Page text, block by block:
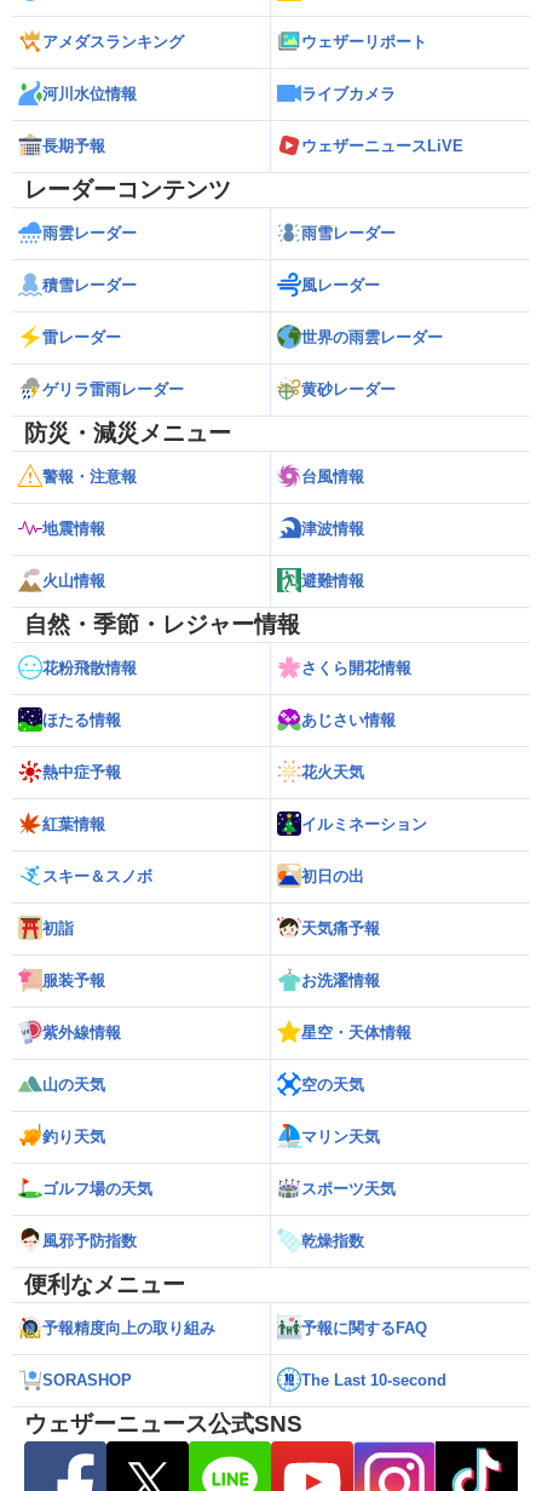
アメダスランキング ウェザーリポート
河川水位情報 ライブカメラ
長期予報 ウェザーニュースLiVE
レーダーコンテンツ
雨雲レーダー 雨雪レーダー
積雪レーダー 風レーダー
雷レーダー 世界の雨雲レーダー
ゲリラ雷雨レーダー 黄砂レーダー
防災・減災メニュー
警報・注意報 台風情報
地震情報 津波情報
火山情報 避難情報
自然・季節・レジャー情報
花粉飛散情報 さくら開花情報
ほたる情報 あじさい情報
熱中症予報 花火天気
紅葉情報 イルミネーション
スキー＆スノボ 初日の出
初詣 天気痛予報
服装予報 お洗濯情報
紫外線情報 星空・天体情報
山の天気 空の天気
釣り天気 マリン天気
ゴルフ場の天気 スポーツ天気
風邪予防指数 乾燥指数
便利なメニュー
予報精度向上の取り組み 予報に関するFAQ
SORASHOP The Last 10-second
ウェザーニュース公式SNS